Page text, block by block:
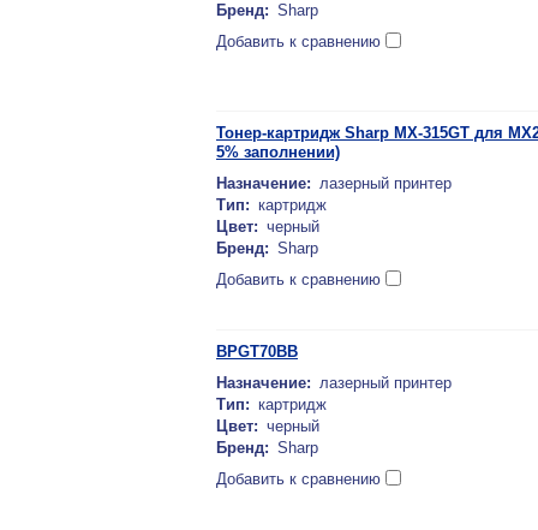
Бренд: Sharp
Добавить к сравнению
Тонер-картридж Sharp MX-315GT для
5% заполнении)
Назначение: лазерный принтер
Тип: картридж
Цвет: черный
Бренд: Sharp
Добавить к сравнению
BPGT70BB
Назначение: лазерный принтер
Тип: картридж
Цвет: черный
Бренд: Sharp
Добавить к сравнению